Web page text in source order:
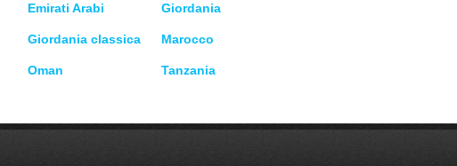
Emirati Arabi Giordania
Giordania classica Marocco
Oman Tanzania